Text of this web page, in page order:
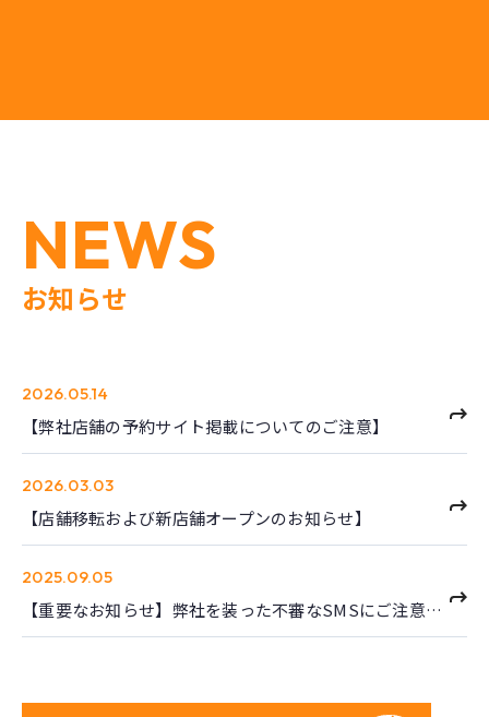
NEWS
お知らせ
2026.05.14
【弊社店舗の予約サイト掲載についてのご注意】
2026.03.03
【店舗移転および新店舗オープンのお知らせ】
2025.09.05
【重要なお知らせ】弊社を装った不審なSMSにご注意ください